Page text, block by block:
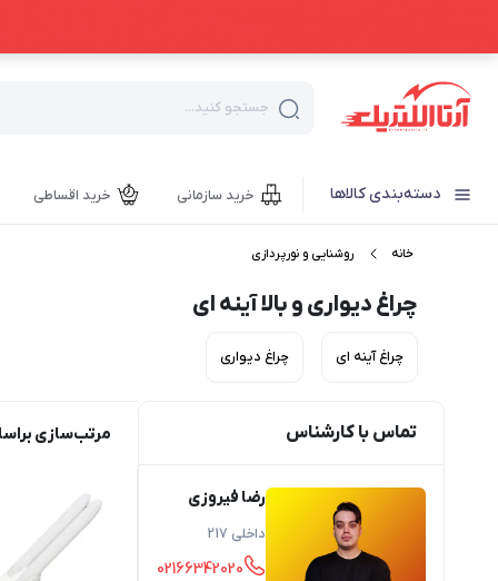
جستجو کنید...
دسته‌بندی کالاها خرید سازمانی خرید اقساطی
خانه روشنایی و نورپردازی
چراغ دیواری و بالا آینه ای
چراغ آینه ای چراغ دیواری
تماس با کارشناس
رضا فیروزی
داخلی 217
02166342020
مرتب‌سازی